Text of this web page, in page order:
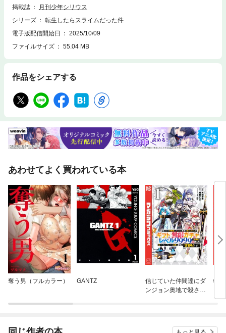
掲載誌
月刊少年シリウス
シリーズ
転生したらスライムだった件
電子版配信開始日
2025/10/09
ファイルサイズ
55.04 MB
作品をシェアする
あわせてよく買われている本
奪う男（フルカラー） GANTZ
信じていた仲間達にダ
ンジョン奥地で殺され
れて元パーティーメン
転
術